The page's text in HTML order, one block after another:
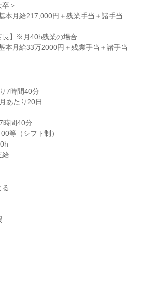
＞
本月給217,000円＋残業手当＋諸手当
長】※月40h残業の場合
本月給33万2000円＋残業手当＋諸手当
7時間40分
あたり20日
時間40分
等（シフト制）
給